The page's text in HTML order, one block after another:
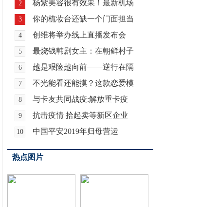
2 杨紫美容很有效果！最新机场
3 你的梳妆台还缺一个门面担当
4 创维将举办线上直播发布会
5 最烧钱韩剧女主：在朝鲜村子
6 越是艰险越向前——逆行在隔
7 不光能看还能摸？这款恋爱模
8 与卡友共同战疫:解放重卡疫
9 抗击疫情 拾起卖等新区企业
10 中国平安2019年归母营运
热点图片